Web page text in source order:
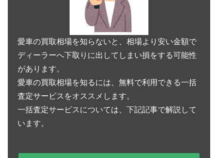
愛車の買取相場を知らないと、相場より安い金額で
ディーラーへ下取りに出してしまい損をする可能性
があります。
愛車の買取相場を知るには、無料で利用できる一括
査定サービスをオススメします。
一括査定サービスについては、下記記事で解説して
います。